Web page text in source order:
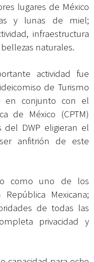
lugares de México
y lunas de miel;
infraestructura
naturales.
actividad fue
de Turismo
en conjunto con el
de México (CPTM)
del DWP eligieran el
anfitrión de este
como uno de los
Mexicana;
de todas las
privacidad y